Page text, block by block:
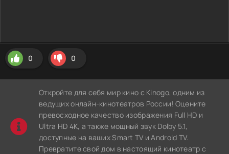
0 0
Откройте для себя мир кино с Kinogo, одним из
ведущих онлайн-кинотеатров России! Оцените
превосходное качество изображения Full HD и
Ultra HD 4K, а также мощный звук Dolby 5.1,
доступные на ваших Smart TV и Android TV.
Превратите свой дом в настоящий кинотеатр с